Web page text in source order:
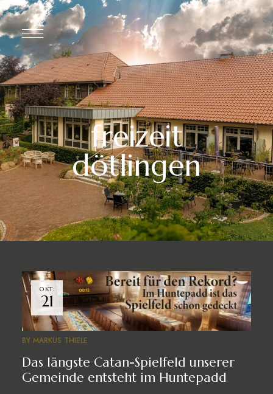
freizeit
dötlingen
OKT.
21
BY MARKUS THIELE
Das längste Catan-Spielfeld unserer
Gemeinde entsteht im Huntepadd